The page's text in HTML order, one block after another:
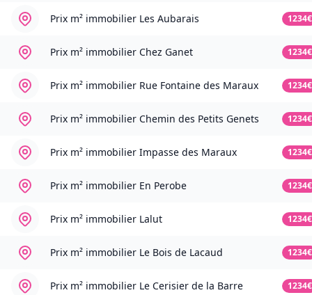
Prix m² immobilier Les Aubarais 1234€
Prix m² immobilier Chez Ganet 1234€
Prix m² immobilier Rue Fontaine des Maraux 1234€
Prix m² immobilier Chemin des Petits Genets 1234€
Prix m² immobilier Impasse des Maraux 1234€
Prix m² immobilier En Perobe 1234€
Prix m² immobilier Lalut 1234€
Prix m² immobilier Le Bois de Lacaud 1234€
Prix m² immobilier Le Cerisier de la Barre 1234€